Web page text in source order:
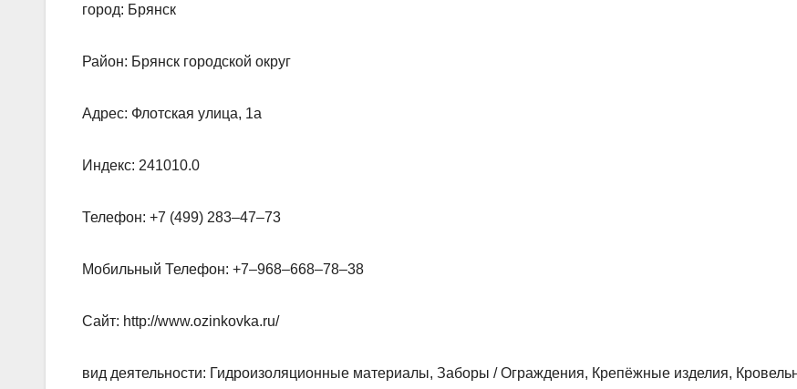
город: Брянск
Район: Брянск городской округ
Адрес: Флотская улица, 1а
Индекс: 241010.0
Телефон: +7 (499) 283‒47‒73
Мобильный Телефон: +7‒968‒668‒78‒38
Сайт: http://www.ozinkovka.ru/
вид деятельности: Гидроизоляционные материалы, Заборы / Ограждения, Крепёжные изделия,